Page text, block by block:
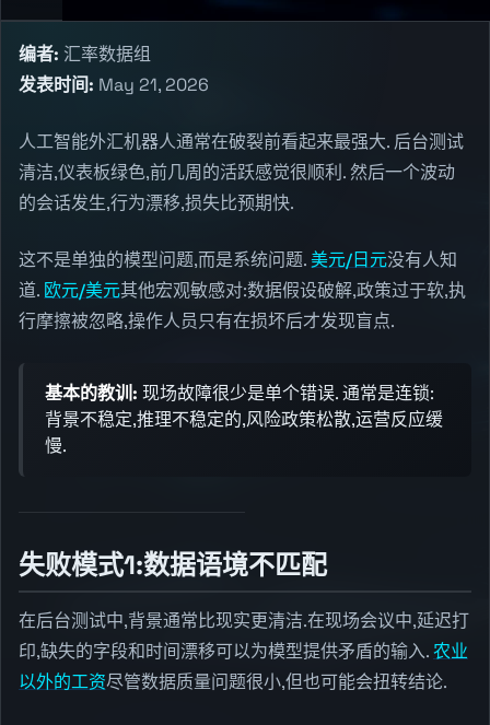
编者: 汇率数据组
发表时间: May 21, 2026
人工智能外汇机器人通常在破裂前看起来最强大. 后台测试
清洁,仪表板绿色,前几周的活跃感觉很顺利. 然后一个波动
的会话发生,行为漂移,损失比预期快.
这不是单独的模型问题,而是系统问题. 美元/日元没有人知
道. 欧元/美元其他宏观敏感对:数据假设破解,政策过于软,执
行摩擦被忽略,操作人员只有在损坏后才发现盲点.
基本的教训: 现场故障很少是单个错误. 通常是连锁:
背景不稳定,推理不稳定的,风险政策松散,运营反应缓
慢.
失败模式1:数据语境不匹配
在后台测试中,背景通常比现实更清洁.在现场会议中,延迟打
印,缺失的字段和时间漂移可以为模型提供矛盾的输入.农业
以外的工资尽管数据质量问题很小,但也可能会扭转结论.